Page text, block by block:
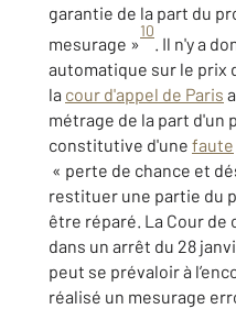
garantie de la part du
mesurage »
10
. Il n'y a
automatique sur le prix
la cour d'appel de Paris
métrage de la part d'un
constitutive d'une faute
« perte de chance et
restituer une partie du
être réparé. La Cour de
dans un arrêt du 28
peut se prévaloir à
réalisé un mesurage